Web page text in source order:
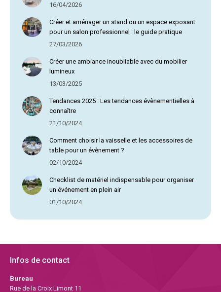
16/04/2026
Créer et aménager un stand ou un espace exposant
pour un salon professionnel : le guide pratique
27/03/2026
Créer une ambiance inoubliable avec du mobilier
lumineux
13/03/2025
Tendances 2025 : Les tendances évènementielles à
connaître
21/10/2024
Comment choisir la vaisselle et les accessoires de
table pour un évènement ?
02/10/2024
Checklist de matériel indispensable pour organiser
un événement en plein air
01/10/2024
Infos de contact
Bureau
Rue de la Croix Limont 11